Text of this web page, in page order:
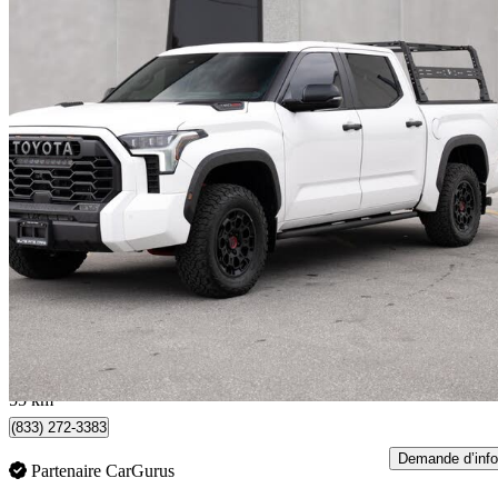
2024 Toyota Tundra Hybrid
TRD Pro HV CrewMax Cab 4WD 102 100 km
62 888 $ Affaire
1 103 $/mois env.
Mississauga, ON
55 km
(833) 272-3383
Partenaire CarGurus
Demande d’info